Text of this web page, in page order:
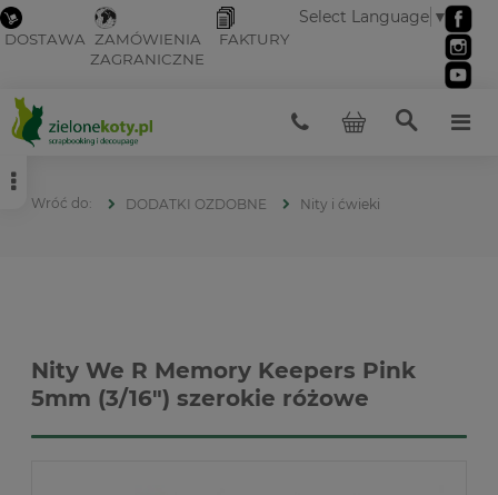
DOSTAWA ZAMÓWIENIA
ZAGRANICZNE
FAKTURY
Select Language ▼
DODATKI OZDOBNE Nity i ćwieki
Nity We R Memory Keepers Pink
5mm (3/16") szerokie różowe